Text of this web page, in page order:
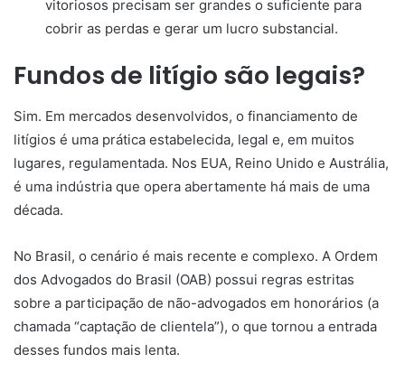
vitoriosos precisam ser grandes o suficiente para
cobrir as perdas e gerar um lucro substancial.
Fundos de litígio são legais?
Sim. Em mercados desenvolvidos, o financiamento de
litígios é uma prática estabelecida, legal e, em muitos
lugares, regulamentada. Nos EUA, Reino Unido e Austrália,
é uma indústria que opera abertamente há mais de uma
década.
No Brasil, o cenário é mais recente e complexo. A Ordem
dos Advogados do Brasil (OAB) possui regras estritas
sobre a participação de não-advogados em honorários (a
chamada “captação de clientela”), o que tornou a entrada
desses fundos mais lenta.